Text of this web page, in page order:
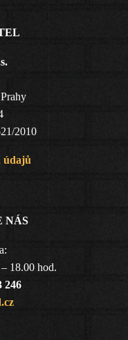
2010
údajů
NÁS
18.00 hod.
246